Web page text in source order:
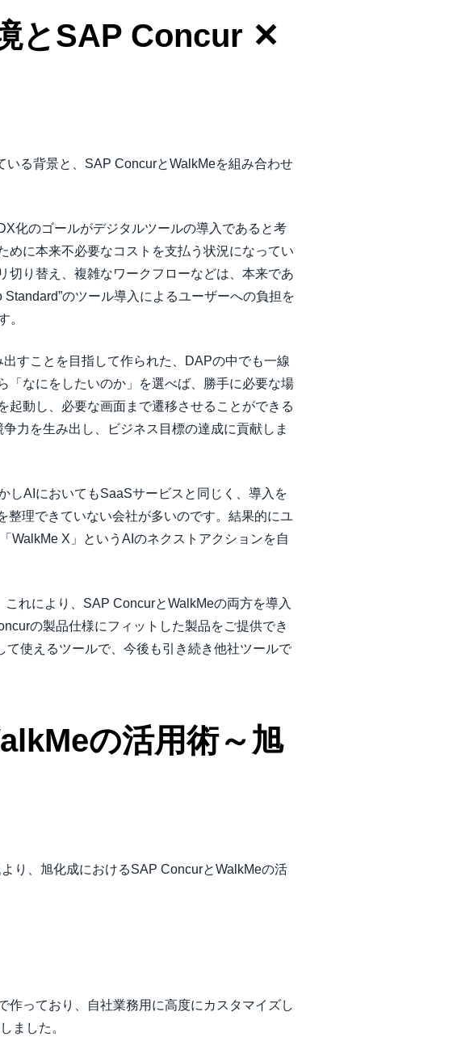
とSAP Concur ✕
る背景と、SAP ConcurとWalkMeを組み合わせ
化のゴールがデジタルツールの導入であると考
めに本来不必要なコストを支払う状況になってい
切り替え、複雑なワークフローなどは、本来であ
のツール導入によるユーザーへの負担を
。
すことを目指して作られた、DAPの中でも一線
「なにをしたいのか」を選べば、勝手に必要な場
起動し、必要な画面まで遷移させることができる
力を生み出し、ビジネス目標の達成に貢献しま
しAIにおいてもSaaSサービスと同じく、導入を
整理できていない会社が多いのです。結果的にユ
WalkMe X」というAIのネクストアクションを自
れにより、SAP ConcurとWalkMeの両方を導入
の製品仕様にフィットした製品をご提供でき
使えるツールで、今後も引き続き他社ツールで
の活用術～旭
り、旭化成におけるSAP ConcurとWalkMeの活
作っており、自社業務用に高度にカスタマイズし
ました。